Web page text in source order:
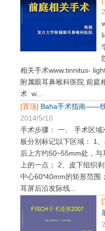
相关手术www.tinnitus-
附属眼耳鼻喉科医院 前庭
术 w...
[置顶] Baha手术指南——
2014/5/10
手术步骤： 一、 手术区
板分别标记以下区域： 1
后上方约50~55mm处，
上的一点； 2、皮下组织
中心60*40mm的矩形范围
耳屏后沿发际线...
[